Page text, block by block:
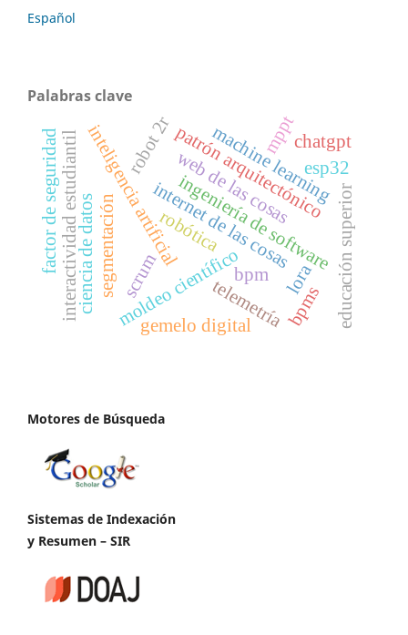
Español
Palabras clave
internet de las cosas
patrón arquitectónico
web de las cosas
ingeniería de software
inteligencia artificial
moldeo científico educación superior
interactividad estudiantil lora
telemetría
machine learning
scrum
segmentación
robot 2r
robótica
gemelo digital
mppt
ciencia de datos
esp32
factor de seguridad chatgpt
bpm
bpms
Motores de Búsqueda
Sistemas de Indexación
y Resumen – SIR